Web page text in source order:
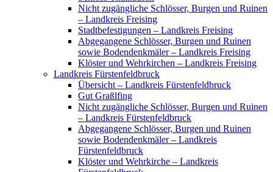
Nicht zugängliche Schlösser, Burgen und Ruinen
– Landkreis Freising
Stadtbefestigungen – Landkreis Freising
Abgegangene Schlösser, Burgen und Ruinen
sowie Bodendenkmäler – Landkreis Freising
Klöster und Wehrkirchen – Landkreis Freising
Landkreis Fürstenfeldbruck
Übersicht – Landkreis Fürstenfeldbruck
Gut Graßlfing
Nicht zugängliche Schlösser, Burgen und Ruinen
– Landkreis Fürstenfeldbruck
Abgegangene Schlösser, Burgen und Ruinen
sowie Bodendenkmäler – Landkreis
Fürstenfeldbruck
Klöster und Wehrkirche – Landkreis